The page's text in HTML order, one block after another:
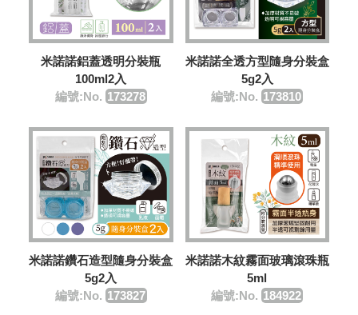
米諾諾鋁蓋透明分裝瓶
100ml2入
編號:No. 173278
米諾諾全透方型隨身分裝盒
5g2入
編號:No. 173810
米諾諾鑽石造型隨身分裝盒
5g2入
編號:No. 173827
米諾諾木紋霧面玻璃滾珠瓶
5ml
編號:No. 184922